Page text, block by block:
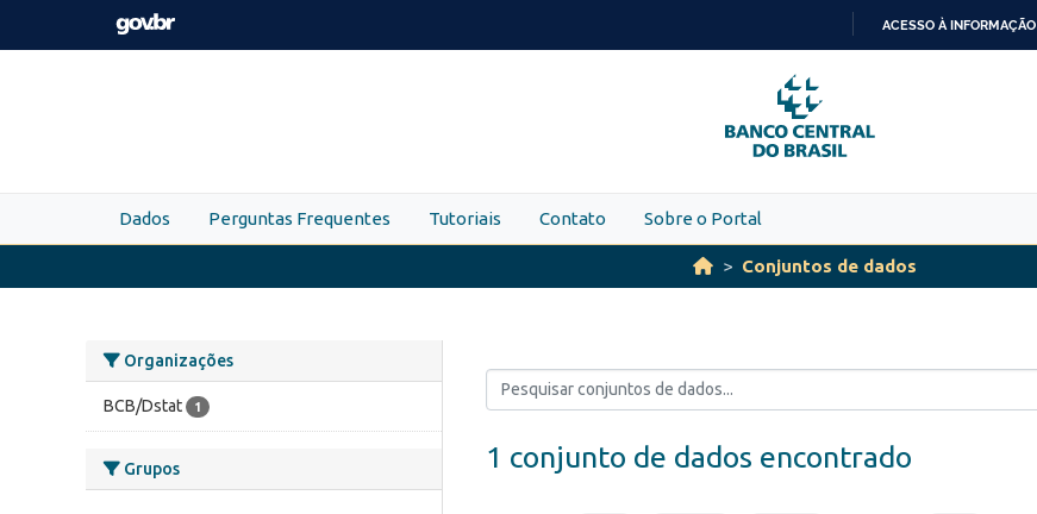
Skip to main content
PARA
O
CONTEÚDO
ACESSO À INFORMAÇÃO
Dados Perguntas Frequentes Tutoriais Contato Sobre o Portal
Conjuntos de dados
Organizações
BCB/Dstat 1
Grupos 1 conjunto de dados encontrado